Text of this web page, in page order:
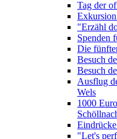
Tag der
Exkursion
"Erzähl
Spenden
Die
Besuch
Besuch
Ausflug
Wels
1000
"Let's